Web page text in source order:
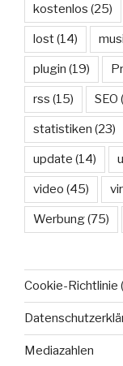
kostenlos (25)
lost(14)
plugin (19)
rss (15) SEO
statistiken (23)
update (14)
video (45)
Werbung(75)
Cookie-Richtlinie
Mediazahlen